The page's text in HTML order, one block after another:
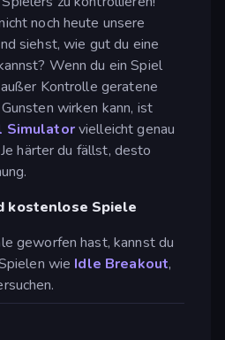
noch heute unsere
siehst, wie gut du eine
Wenn du ein Spiel
Kontrolle geratene
wirken kann, ist
Simulatorvielleicht genau
härter du fällst, desto
kostenlose Spiele
geworfen hast, kannst du
wie Idle Breakout,